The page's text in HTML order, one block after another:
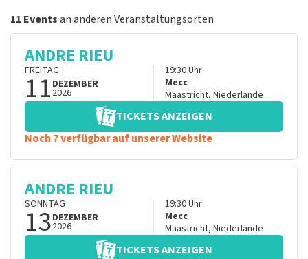
11 Eventsan anderen Veranstaltungsorten
ANDRE RIEU
FREITAG
11 DEZEMBER
2026
19:30Uhr
Mecc
Maastricht, Niederlande
TICKETS ANZEIGEN
Noch 7 verfügbar auf unserer Website
ANDRE RIEU
SONNTAG
13DEZEMBER
2026
19:30Uhr
Mecc
Maastricht, Niederlande
TICKETS ANZEIGEN